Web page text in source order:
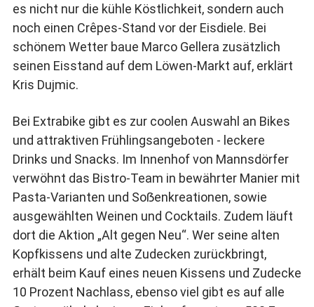
es nicht nur die kühle Köstlichkeit, sondern auch
noch einen Crêpes-Stand vor der Eisdiele. Bei
schönem Wetter baue Marco Gellera zusätzlich
seinen Eisstand auf dem Löwen-Markt auf, erklärt
Kris Dujmic.
Bei Extrabike gibt es zur coolen Auswahl an Bikes
und attraktiven Frühlingsangeboten - leckere
Drinks und Snacks. Im Innenhof von Mannsdörfer
verwöhnt das Bistro-Team in bewährter Manier mit
Pasta-Varianten und Soẞenkreationen, sowie
ausgewählten Weinen und Cocktails. Zudem läuft
dort die Aktion „Alt gegen Neu“. Wer seine alten
Kopfkissens und alte Zudecken zurückbringt,
erhält beim Kauf eines neuen Kissens und Zudecke
10 Prozent Nachlass, ebenso viel gibt es auf alle